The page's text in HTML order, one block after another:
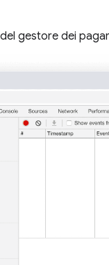
gestore dei